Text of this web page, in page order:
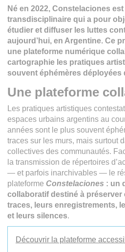
Né en 2022, Constelaciones
transdisciplinaire qui a pour
étudier et diffuser les luttes
aujourd’hui, en Argentine. Ce
une plateforme numérique
cartographie les pratiques
souvent éphémères déployées
Une plateforme
Les pratiques artistiques
espaces urbains argentins au
années sont le plus souvent
traces sur les murs, mais surtout
collectives des communautés.
la transmission de répertoires
— et parfois inarchivables — le
plateforme Constelaciones : un
collaboratif destiné à préserver
traces, leurs enregistrements,
et leurs silences.
Découvrir la plateforme